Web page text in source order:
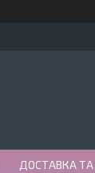
ДОСТАВКА